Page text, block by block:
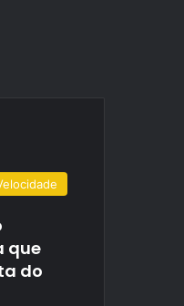
que
do